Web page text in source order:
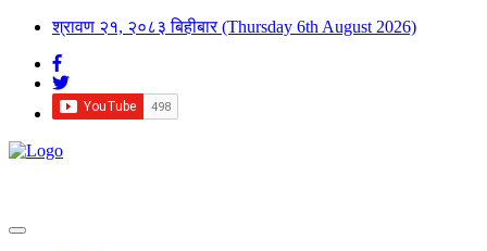
श्रावण २१, २०८३ बिहीबार(Thursday 6th August 2026)